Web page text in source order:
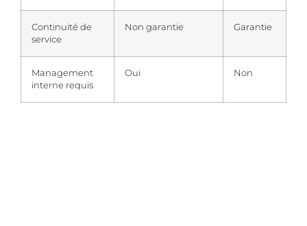
Continuité de
service
Non garantie Garantie
Management
interne requis
Oui Non